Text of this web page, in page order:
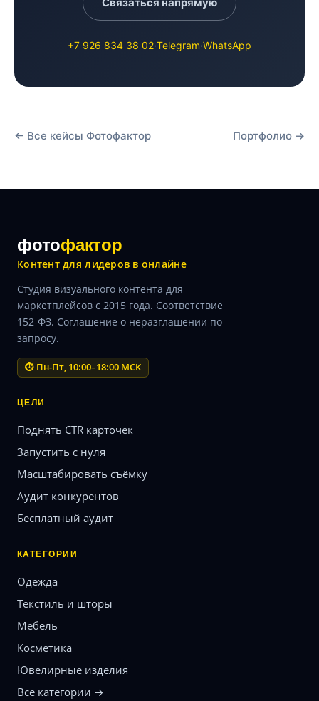
+7 926 834 38 02·Telegram·WhatsApp
← Все кейсы Фотофактор Портфолио →
фотофактор
Контент для лидеров в онлайне
Студия визуального контента для
маркетплейсов с 2015 года. Соответствие
152-ФЗ. Соглашение о неразглашении по
запросу.
⏱ Пн-Пт, 10:00–18:00 МСК
ЦЕЛИ
Поднять CTR карточек
Запустить с нуля
Масштабировать съёмку
Аудит конкурентов
Бесплатный аудит
КАТЕГОРИИ
Одежда
Текстиль и шторы
Мебель
Косметика
Ювелирные изделия
Все категории →